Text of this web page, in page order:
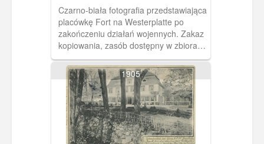
Czarno-biała fotografia przedstawiająca
placówkę Fort na Westerplatte po
zakończeniu działań wojennych. Zakaz
kopiowania, zasób dostępny w zbiorach
Muzeum II Wojny Światowej w
Gdańsku, sygnatura: MIIWS/F/770
1905